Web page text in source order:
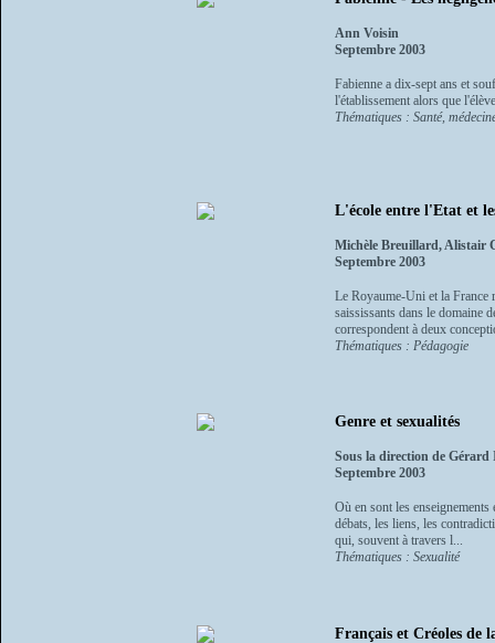
Ann Voisin
Septembre 2003
Fabienne a dix-sept ans et
l'établissement alors que
Thématiques : Santé,
L'école entre l'Etat et
Michèle Breuillard, Alistair
Septembre 2003
Le Royaume-Uni et la France
saississants dans le domaine
correspondent à deux
Thématiques : Pédagogie
Genre et sexualités
Sous la direction de Gérard
Septembre 2003
Où en sont les enseignements
débats, les liens, les
qui, souvent à travers l...
Thématiques : Sexualité
Français et Créoles de